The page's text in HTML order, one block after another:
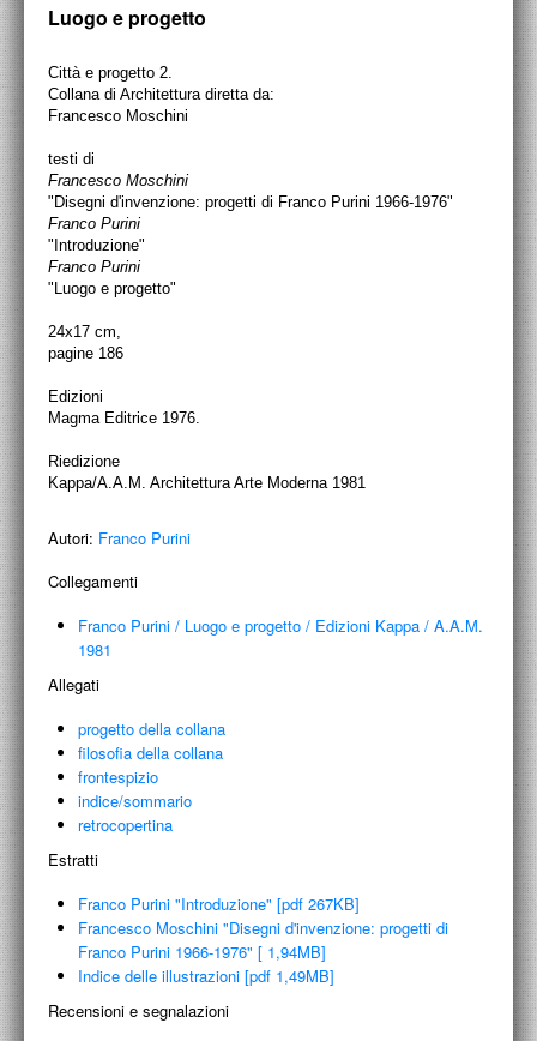
PROGETTI CULTURALI
Luogo e progetto
Città e progetto 2.
Collana di Architettura diretta da:
Francesco Moschini
testi di
Francesco Moschini
"Disegni d'invenzione: progetti di Franco Purini 1966-1976"
Franco Purini
"Introduzione"
Franco Purini
"Luogo e progetto"
24x17 cm,
pagine 186
Edizioni
Magma Editrice 1976.
Riedizione
Kappa/A.A.M. Architettura Arte Moderna 1981
Autori: Franco Purini
Collegamenti
Franco Purini / Luogo e progetto / Edizioni Kappa / A.A.M.
1981
Allegati
progetto della collana
filosofia della collana
frontespizio
indice/sommario
retrocopertina
Estratti
Franco Purini "Introduzione" [pdf 267KB]
Francesco Moschini "Disegni d'invenzione: progetti di
Franco Purini 1966-1976" [ 1,94MB]
Indice delle illustrazioni [pdf 1,49MB]
Recensioni e segnalazioni